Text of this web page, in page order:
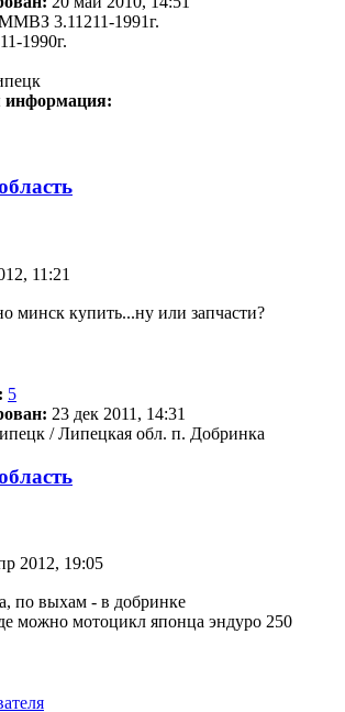
3.11211-1991г.
1990г.
информация:
11:21
минск купить...ну или запчасти?
5
23 дек 2011, 14:31
/ Липецкая обл. п. Добринка
2012, 19:05
по выхам - в добринке
можно мотоцикл японца эндуро 250